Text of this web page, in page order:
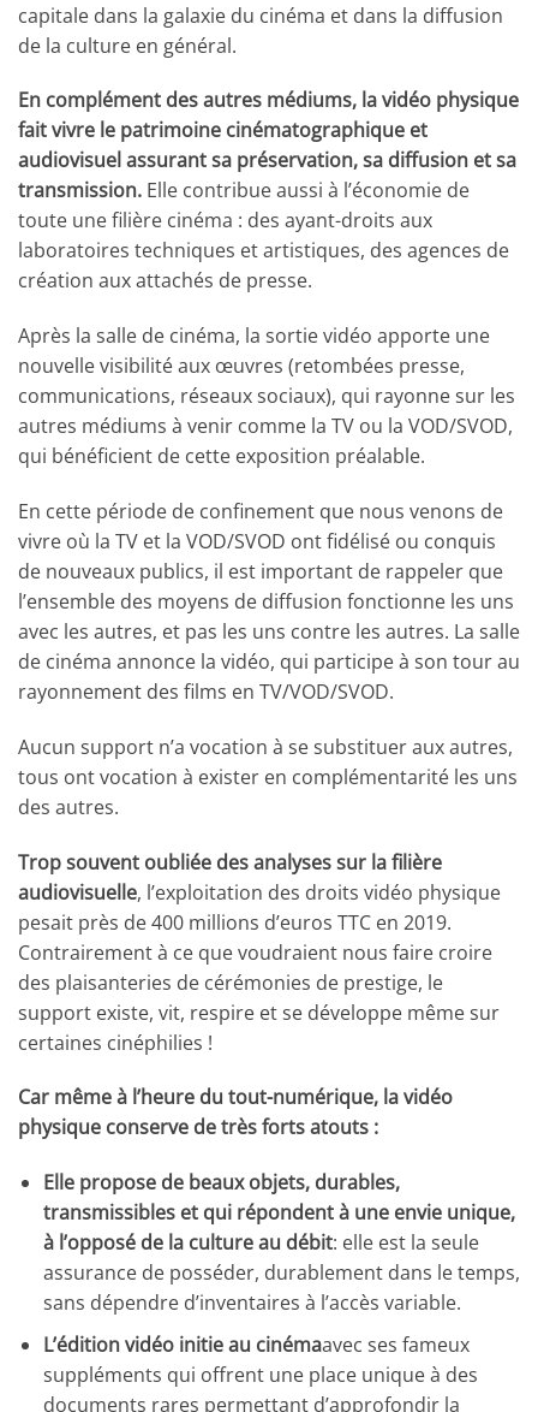
capitale dans la galaxie du cinéma et dans la diffusion
de la culture en général.
En complément des autres médiums, la vidéo physique
fait vivre le patrimoine cinématographique et
audiovisuel assurant sa préservation, sa diffusion et sa
transmission. Elle contribue aussi à l’économie de
toute une filière cinéma : des ayant-droits aux
laboratoires techniques et artistiques, des agences de
création aux attachés de presse.
Après la salle de cinéma, la sortie vidéo apporte une
nouvelle visibilité aux œuvres (retombées presse,
communications, réseaux sociaux), qui rayonne sur les
autres médiums à venir comme la TV ou la VOD/SVOD,
qui bénéficient de cette exposition préalable.
En cette période de confinement que nous venons de
vivre où la TV et la VOD/SVOD ont fidélisé ou conquis
de nouveaux publics, il est important de rappeler que
l’ensemble des moyens de diffusion fonctionne les uns
avec les autres, et pas les uns contre les autres. La salle
de cinéma annonce la vidéo, qui participe à son tour au
rayonnement des films en TV/VOD/SVOD.
Aucun support n’a vocation à se substituer aux autres,
tous ont vocation à exister en complémentarité les uns
des autres.
Trop souvent oubliée des analyses sur la filière
audiovisuelle, l’exploitation des droits vidéo physique
pesait près de 400 millions d’euros TTC en 2019.
Contrairement à ce que voudraient nous faire croire
des plaisanteries de cérémonies de prestige, le
support existe, vit, respire et se développe même sur
certaines cinéphilies !
Car même à l’heure du tout-numérique, la vidéo
physique conserve de très forts atouts :
Elle propose de beaux objets, durables,
transmissibles et qui répondent à une envie unique,
à l’opposé de la culture au débit: elle est la seule
assurance de posséder, durablement dans le temps,
sans dépendre d’inventaires à l’accès variable.
L’édition vidéo initie au cinémaavec ses fameux
suppléments qui offrent une place unique à des
documents rares permettant d’approfondir la